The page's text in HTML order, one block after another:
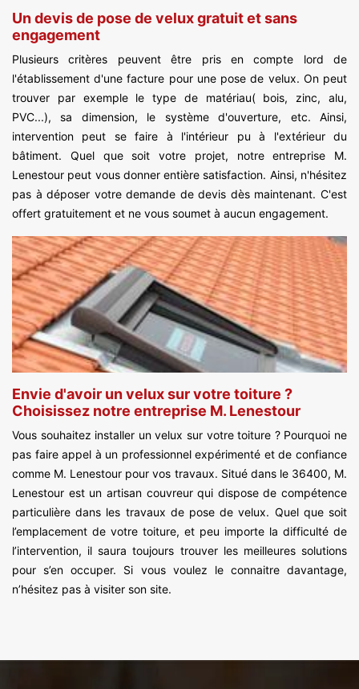
Un devis de pose de velux gratuit et sans
engagement
Plusieurs critères peuvent être pris en compte lord de
l'établissement d'une facture pour une pose de velux. On peut
trouver par exemple le type de matériau( bois, zinc, alu,
PVC...), sa dimension, le système d'ouverture, etc. Ainsi,
intervention peut se faire à l'intérieur pu à l'extérieur du
bâtiment. Quel que soit votre projet, notre entreprise M.
Lenestour peut vous donner entière satisfaction. Ainsi, n'hésitez
pas à déposer votre demande de devis dès maintenant. C'est
offert gratuitement et ne vous soumet à aucun engagement.
Envie d'avoir un velux sur votre toiture ?
Choisissez notre entreprise M. Lenestour
Vous souhaitez installer un velux sur votre toiture ? Pourquoi ne
pas faire appel à un professionnel expérimenté et de confiance
comme M. Lenestour pour vos travaux. Situé dans le 36400, M.
Lenestour est un artisan couvreur qui dispose de compétence
particulière dans les travaux de pose de velux. Quel que soit
l’emplacement de votre toiture, et peu importe la difficulté de
l’intervention, il saura toujours trouver les meilleures solutions
pour s’en occuper. Si vous voulez le connaitre davantage,
n’hésitez pas à visiter son site.